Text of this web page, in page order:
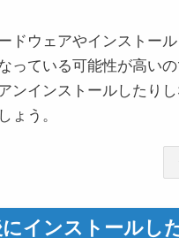
ドウェアやインストー
っている可能性が高い
ンインストールしたり
ょう。
インストールし